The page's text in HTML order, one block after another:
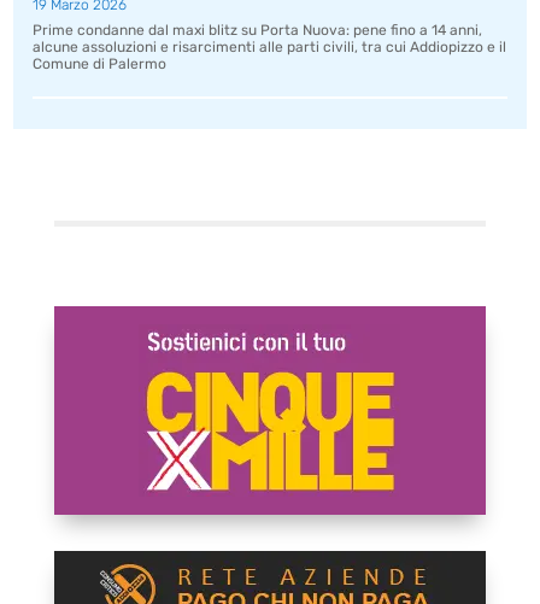
19 Marzo 2026
Prime condanne dal maxi blitz su Porta Nuova: pene fino a 14 anni,
alcune assoluzioni e risarcimenti alle parti civili, tra cui Addiopizzo e il
Comune di Palermo